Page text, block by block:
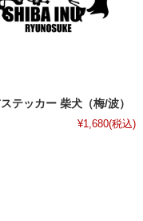
テッカー 柴犬（梅/波）
¥1,680(税込)